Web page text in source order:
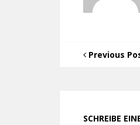
Previous
SCHREIBE